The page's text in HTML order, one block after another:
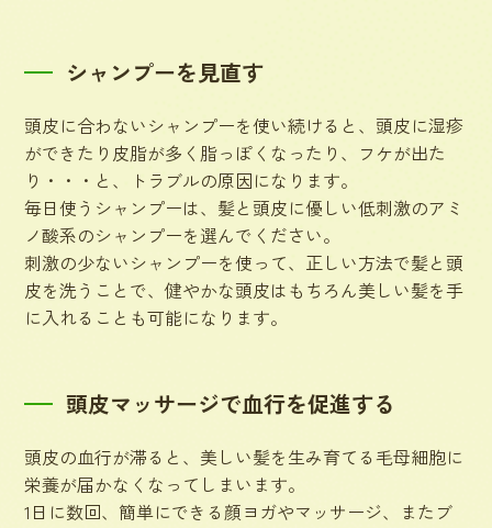
シャンプーを見直す
頭皮に合わないシャンプーを使い続けると、頭皮に湿疹
ができたり皮脂が多く脂っぽくなったり、フケが出た
り・・・と、トラブルの原因になります。
毎日使うシャンプーは、髪と頭皮に優しい低刺激のアミ
ノ酸系のシャンプーを選んでください。
刺激の少ないシャンプーを使って、正しい方法で髪と頭
皮を洗うことで、健やかな頭皮はもちろん美しい髪を手
に入れることも可能になります。
頭皮マッサージで血行を促進する
頭皮の血行が滞ると、美しい髪を生み育てる毛母細胞に
栄養が届かなくなってしまいます。
1日に数回、簡単にできる顔ヨガやマッサージ、またブ